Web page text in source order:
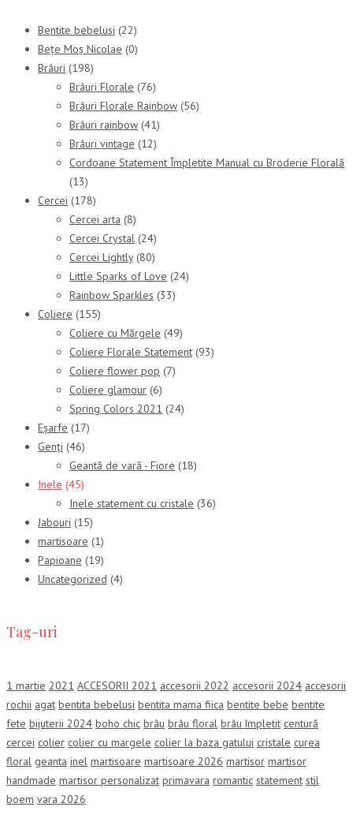
Bentite bebelusi (22)
Bețe Moș Nicolae (0)
Brâuri (198)
Brâuri Florale (76)
Brâuri Florale Rainbow (56)
Brâuri rainbow (41)
Brâuri vintage (12)
Cordoane Statement Împletite Manual cu Broderie Florală
(13)
Cercei (178)
Cercei arta (8)
Cercei Crystal (24)
Cercei Lightly (80)
Little Sparks of Love (24)
Rainbow Sparkles (33)
Coliere (155)
Coliere cu Mărgele (49)
Coliere Florale Statement (93)
Coliere flower pop (7)
Coliere glamour (6)
Spring Colors 2021 (24)
Eșarfe (17)
Genți (46)
Geantă de vară - Fiore (18)
Inele (45)
Inele statement cu cristale (36)
Jabouri (15)
martisoare (1)
Papioane (19)
Uncategorized (4)
Tag-uri
1 martie 2021 ACCESORII 2021 accesorii 2022 accesorii 2024 accesorii
rochii agat bentita bebelusi bentita mama fiica bentite bebe bentite
fete bijuterii 2024 boho chic brâu brâu floral brâu împletit centură
cercei colier colier cu margele colier la baza gatului cristale curea
floral geanta inel martisoare martisoare 2026 martisor martisor
handmade martisor personalizat primavara romantic statement stil
boem vara 2026